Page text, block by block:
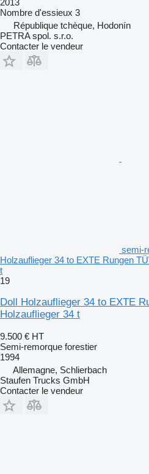
Nombre d'essieux 3
République tchèque, Hodonín
PETRA spol. s.r.o.
Contacter le vendeur
semi-
Holzauflieger 34 to EXTE Rungen
t
19
Doll Holzauflieger 34 to EXTE
Holzauflieger 34 t
9.500 € HT
Semi-remorque forestier
1994
Allemagne, Schlierbach
Staufen Trucks GmbH
Contacter le vendeur